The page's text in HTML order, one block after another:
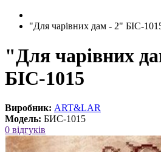
"Для чарівних дам - 2" БІС-
"Для чарівних
БІС-1015
Виробник: ART&LAR
Модель: БИС-1015
0 відгуків